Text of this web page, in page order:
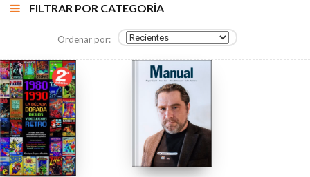
FILTRAR POR CATEGORÍA
Ordenar por: